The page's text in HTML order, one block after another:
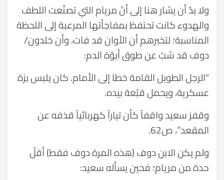
ولا بدّ أن يشار هنا إلى أنّ مريام التي تصنّعت اللطف
والهدوء كانت تحتفظ بمفاجأتها المرعبة إلى اللحظة
المناسبة؛ لتخبرهم أن الأوان قد فات، وأن خلدون/
دوف قد شبّ عن طوق أبوّة الدم:
“الرجل الطويل القامة خطا إلى الأمام. كان يلبس بزة
عسكرية، ويحمل قبّعة بيده.
وقفز سعيد واقفاً كأن تياراً كهربائياً قذفه عن
المقعد”، ص62.
ولم يكن الابن دوف (هذه المرة دوف فقط) أقلّ
حدة من مريام؛ فحين يسأله سعيد: